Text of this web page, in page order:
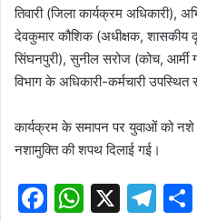
तिवारी (जिला कार्यक्रम अधिकारी),
देवकुमार कौशिक (अधीक्षक, शासकीय
सिंघनपुरी), सुनील सरोज (कोच, आर्मी
विभाग के अधिकारी-कर्मचारी उपस्थित
कार्यक्रम के समापन पर युवाओं को नशे
नशामुक्ति की शपथ दिलाई गई।
F
W X
T